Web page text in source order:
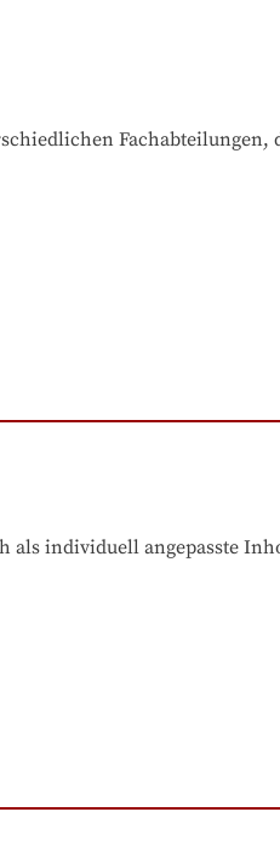
Fachabteilungen,
individuell angepasste